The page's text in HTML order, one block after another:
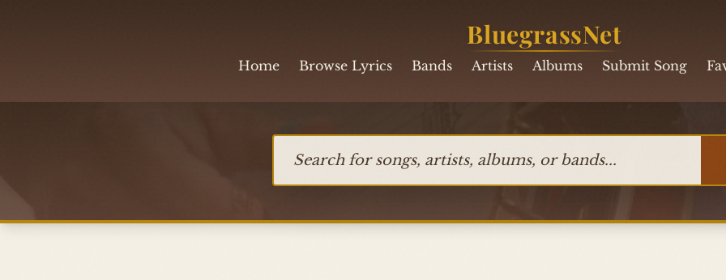
BluegrassNet
Home Browse Lyrics Bands Artists Albums Submit Song